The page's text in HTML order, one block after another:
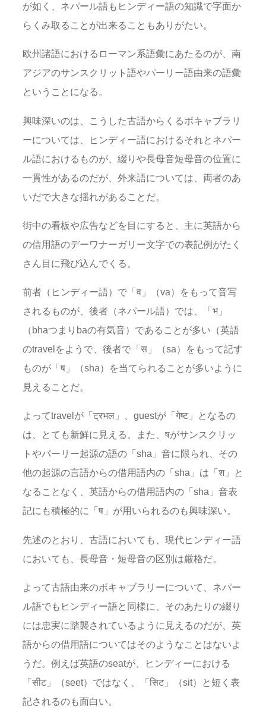
が如く、ネパール語もヒンディー語の知識で字面か
らくみ取ることが出来ることもありがたい。
欧州諸語におけるローマン系語彙にあたるのが、南
アジアのサンスクリット語やパーリー語由来の語彙
ということになる。
興味深いのは、こうした古語からくるボキャブラリ
ーについては、ヒンディー語におけるそれとネパー
ル語におけるものが、綴りや長母音短母音の位置に
一貫性があるのだが、外来語については、両者のあ
いだで大きな揺れがあることだ。
街中の看板や広告などを目にすると、主に英語から
の借用語のデーワナーガリー文字での表記例がたく
さん目に飛び込んでくる。
前者（ヒンディー語）で「व」（va）をもって音写
されるものが、後者（ネパール語）では、「भ」
（bhaつまりbaの有気音）であることが多い（英語
のtravelをようで、後者で「स」（sa）をもって記す
ものが「ष」（sha）を当てられることが多いように
見えることだ。
よってtravelが「ट्रभल」、guestが「गेष्ट」となるの
は、とても新鮮に見える。また、षがサンスクリッ
トやパーリー起源の語の「sha」音に限られ、その
他の起源の言語からの借用語内の「sha」は「श」と
なることなく、英語からの借用語内の「sha」音表
記にも積極的に「ष」が用いられるのも興味深い。
先述のとおり、古語においても、現代ヒンディー語
においても、長母音・短母音の区別は厳格だ。
よって古語由来のボキャブラリーについて、ネパー
ル語でもヒンディー語と同様に、そのあたりの綴り
には忠実に踏襲されているように見えるのだが、英
語からの借用語についてはそのようなことはないよ
うだ。例えば英語のseatが、ヒンディーにおける
「सीट」（seet）ではなく、「सिट」（sit）と短く表
記されるのも面白い。